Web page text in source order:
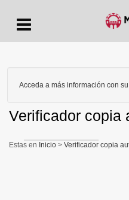
Acceda a más información con
Inicio > Verificador copia
Verificador copia